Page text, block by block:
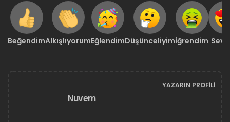
BeğendimAlkışlıyorumEğlendimDüşünceliyimİğrendim
Nuvem
YAZARIN PROFILI